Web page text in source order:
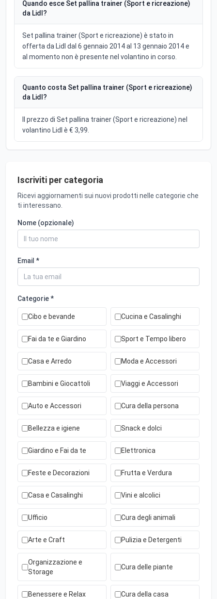
Quando esce Set pallina trainer (Sport e ricreazione)
da Lidl?
Set pallina trainer (Sport e ricreazione) è stato in
offerta da Lidl dal 6 gennaio 2014 al 13 gennaio 2014 e
al momento non è presente nel volantino in corso.
Quanto costa Set pallina trainer (Sport e ricreazione)
da Lidl?
Il prezzo di Set pallina trainer (Sport e ricreazione) nel
volantino Lidl è € 3,99.
Iscriviti per categoria
Ricevi aggiornamenti sui nuovi prodotti nelle categorie che
ti interessano.
Nome (opzionale)
Email *
Categorie *
Cibo e bevande Cucina e Casalinghi
Fai da te e Giardino Sport e Tempo libero
Casa e Arredo Moda e Accessori
Bambini e Giocattoli Viaggi e Accessori
Auto e Accessori Cura della persona
Bellezza e igiene Snack e dolci
Giardino e Fai da te Elettronica
Feste e Decorazioni Frutta e Verdura
Casa e Casalinghi Vini e alcolici
Ufficio Cura degli animali
Arte e Craft Pulizia e Detergenti
Organizzazione e
Storage
Cura delle piante
Benessere e Relax Cura della casa